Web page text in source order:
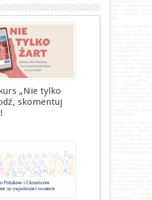
„Nie tylko
skomentuj